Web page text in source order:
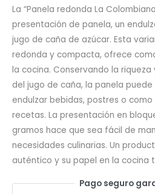
La “Panela redonda La
presentación de panela, un
jugo de caña de azúcar. Esta
redonda y compacta, ofrece
la cocina. Conservando la
del jugo de caña, la panela
endulzar bebidas, postres o
recetas. La presentación en
gramos hace que sea fácil de
necesidades culinarias. Un
auténtico y su papel en la cocina
Pago seguro